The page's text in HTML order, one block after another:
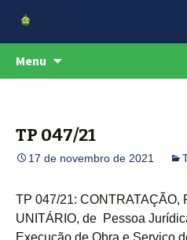
CSC
Centro de Serviços
Menu
TP 047/21
17 de novembro de 2021
TP 047/21: CONTRATAÇÃO,
UNITÁRIO, de Pessoa
Execução de Obra e Serviço